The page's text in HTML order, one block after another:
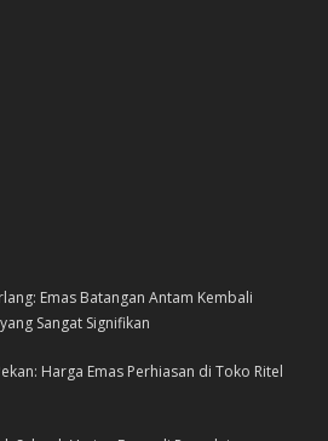
Emas Batangan Antam Kembali
Sangat Signifikan
Harga Emas Perhiasan di Toko Ritel